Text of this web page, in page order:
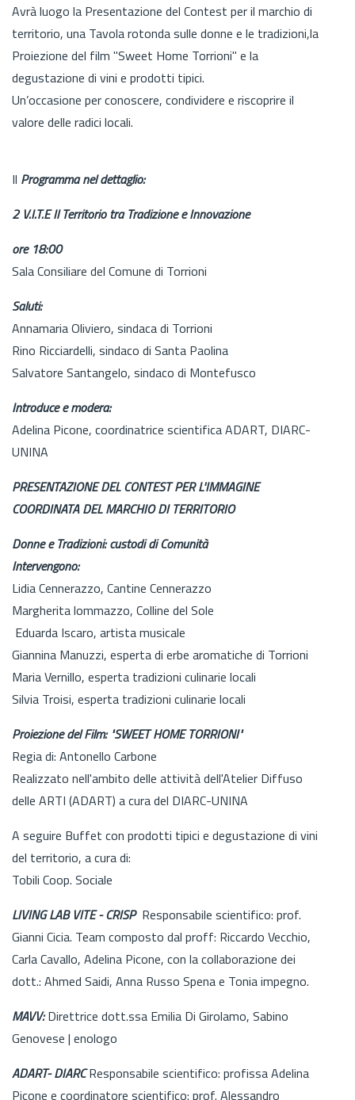
Avrà luogo la Presentazione del Contest per il marchio di
territorio, una Tavola rotonda sulle donne e le tradizioni,la
Proiezione del film "Sweet Home Torrioni" e la
degustazione di vini e prodotti tipici.
Un’occasione per conoscere, condividere e riscoprire il
valore delle radici locali.
Il Programma nel dettaglio:
2 V.I.T.E Il Territorio tra Tradizione e Innovazione
ore 18:00
Sala Consiliare del Comune di Torrioni
Saluti:
Annamaria Oliviero, sindaca di Torrioni
Rino Ricciardelli, sindaco di Santa Paolina
Salvatore Santangelo, sindaco di Montefusco
Introduce e modera:
Adelina Picone, coordinatrice scientifica ADART, DIARC-
UNINA
PRESENTAZIONE DEL CONTEST PER L'IMMAGINE
COORDINATA DEL MARCHIO DI TERRITORIO
Donne e Tradizioni: custodi di Comunità
Intervengono:
Lidia Cennerazzo, Cantine Cennerazzo
Margherita lommazzo, Colline del Sole
Eduarda Iscaro, artista musicale
Giannina Manuzzi, esperta di erbe aromatiche di Torrioni
Maria Vernillo, esperta tradizioni culinarie locali
Silvia Troisi, esperta tradizioni culinarie locali
Proiezione del Film: "SWEET HOME TORRIONI"
Regia di: Antonello Carbone
Realizzato nell'ambito delle attività dell'Atelier Diffuso
delle ARTI (ADART) a cura del DIARC-UNINA
A seguire Buffet con prodotti tipici e degustazione di vini
del territorio, a cura di:
Tobili Coop. Sociale
LIVING LAB VITE - CRISPResponsabile scientifico: prof.
Gianni Cicia. Team composto dal proff: Riccardo Vecchio,
Carla Cavallo, Adelina Picone, con la collaborazione dei
dott.: Ahmed Saidi, Anna Russo Spena e Tonia impegno.
MAVV:Direttrice dott.ssa Emilia Di Girolamo, Sabino
Genovese | enologo
ADART- DIARCResponsabile scientifico: profissa Adelina
Picone e coordinatore scientifico: prof. Alessandro